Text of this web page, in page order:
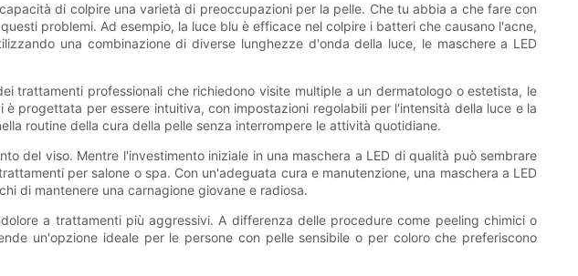
di colpire una varietà di preoccupazioni per la pelle. Che tu abbia a che fare con
problemi. Ad esempio, la luce blu è efficace nel colpire i batteri che causano l'acne,
una combinazione di diverse lunghezze d'onda della luce, le maschere a LED
trattamenti professionali che richiedono visite multiple a un dermatologo o estetista, le
progettata per essere intuitiva, con impostazioni regolabili per l'intensità della luce e la
routine della cura della pelle senza interrompere le attività quotidiane.
del viso. Mentre l'investimento iniziale in una maschera a LED di qualità può sembrare
per salone o spa. Con un'adeguata cura e manutenzione, una maschera a LED
di mantenere una carnagione giovane e radiosa.
a trattamenti più aggressivi. A differenza delle procedure come peeling chimici o
un'opzione ideale per le persone con pelle sensibile o per coloro che preferiscono